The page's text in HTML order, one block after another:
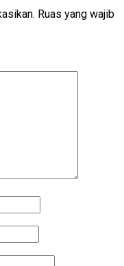
Ruas yang wajib